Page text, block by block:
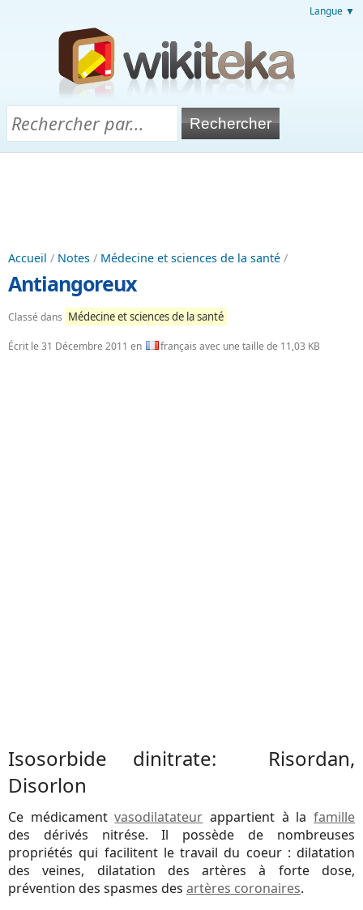
Langue ▼
Accueil / Notes / Médecine et sciences de la santé /
Antiangoreux
Classé dans Médecine et sciences de la santé
Écrit le 31 Décembre 2011 en français avec une taille de 11,03 KB
Isosorbide dinitrate: Risordan,
Disorlon
Ce médicamentvasodilatateur appartient à lafamille
des dérivés nitrése. Il possède de nombreuses
propriétés qui facilitent le travail du coeur : dilatation
des veines, dilatation des artères à forte dose,
prévention des spasmes des artères coronaires.